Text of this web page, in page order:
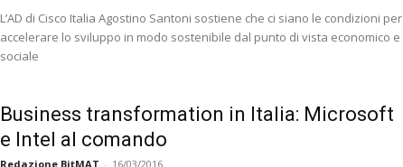
L’AD di Cisco Italia Agostino Santoni sostiene che ci siano le condizioni per
accelerare lo sviluppo in modo sostenibile dal punto di vista economico e
sociale
Business transformation in Italia: Microsoft
e Intel al comando
Redazione BitMAT - 16/03/2016